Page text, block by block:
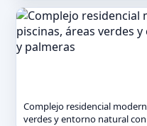
Complejo residencial
verdes y entorno natural